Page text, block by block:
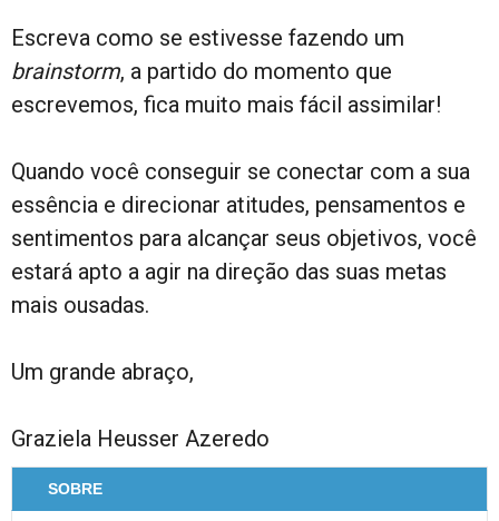
Escreva como se estivesse fazendo um
brainstorm, a partido do momento que
escrevemos, fica muito mais fácil assimilar!
Quando você conseguir se conectar com a sua
essência e direcionar atitudes, pensamentos e
sentimentos para alcançar seus objetivos, você
estará apto a agir na direção das suas metas
mais ousadas.
Um grande abraço,
Graziela Heusser Azeredo
SOBRE